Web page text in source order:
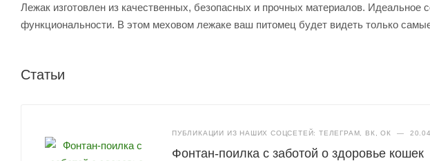
Лежак изготовлен из качественных, безопасных и прочных материалов. Идеальное
функциональности. В этом меховом лежаке ваш питомец будет видеть только
Статьи
ПУБЛИКАЦИИ ИЗ НАШИХ СОЦСЕТЕЙ: ТЕЛЕГРАМ, ВК, ОК —
Фонтан-поилка с заботой о здоровье кошек